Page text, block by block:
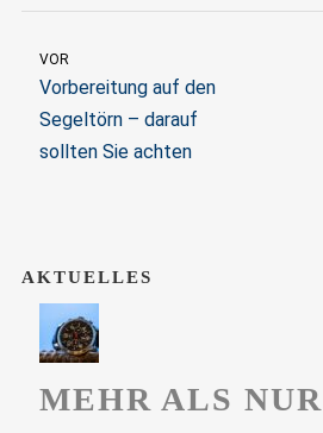
VOR
Vorbereitung auf den
Segeltörn – darauf
sollten Sie achten
AKTUELLES
MEHR ALS NUR